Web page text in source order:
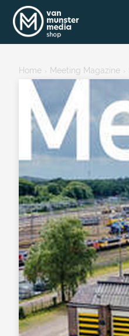
Home › Meeting Magazine ›